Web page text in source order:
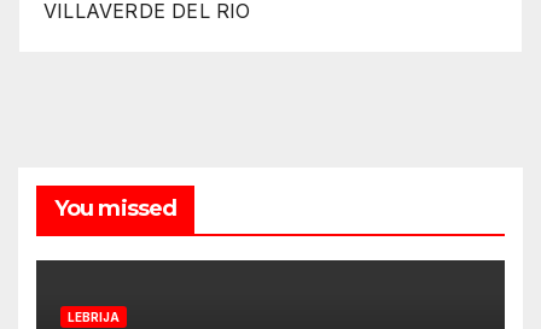
VILLAVERDE DEL RIO
You missed
LEBRIJA